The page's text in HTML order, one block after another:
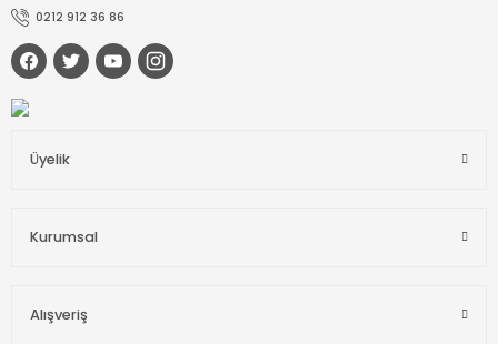
0212 912 36 86
Üyelik
Kurumsal
Alışveriş